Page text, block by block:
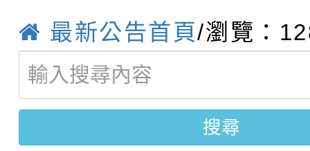
表
敬師藝文競賽』實施計
【甄選結果(第11招)】
學年度第1學期第7次代
結果(第11招)
【甄選結果(第3招)】
學年度第1學期第9次代
最新公告首頁/瀏覽：
搜尋